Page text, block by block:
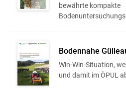
bewährte kompakte
Bodennahe
Win-Win-Situation,
und damit im ÖPUL